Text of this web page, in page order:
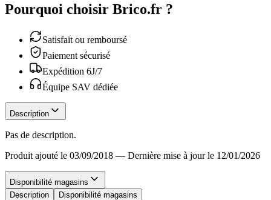
Pourquoi choisir Brico.fr ?
Satisfait ou remboursé
Paiement sécurisé
Expédition 6J/7
Équipe SAV dédiée
Description
Pas de description.
Produit ajouté le 03/09/2018 — Dernière mise à jour le 12/01/2026
Disponibilité magasins
Description
Disponibilité magasins